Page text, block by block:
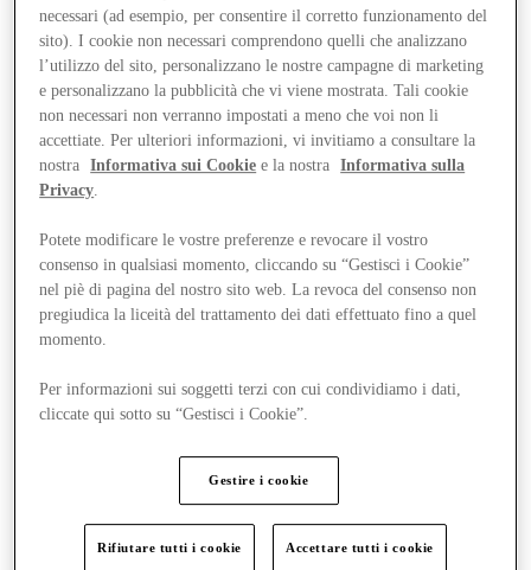
Vieni a trovarci
necessari (ad esempio, per consentire il corretto funzionamento del
sito). I cookie non necessari comprendono quelli che analizzano
l’utilizzo del sito, personalizzano le nostre campagne di marketing
e personalizzano la pubblicità che vi viene mostrata. Tali cookie
non necessari non verranno impostati a meno che voi non li
accettiate. Per ulteriori informazioni, vi invitiamo a consultare la
nostra
Informativa sui Cookie e la nostra
Informativa sulla
Privacy
Potete modificare le vostre preferenze e revocare il vostro
consenso in qualsiasi momento, cliccando su “Gestisci i Cookie”
nel piè di pagina del nostro sito web. La revoca del consenso non
pregiudica la liceità del trattamento dei dati effettuato fino a quel
momento.
Per informazioni sui soggetti terzi con cui condividiamo i dati,
cliccate qui sotto su “Gestisci i Cookie”.
Gestire i cookie
Rifiutare tutti i cookie Accettare tutti i cookie